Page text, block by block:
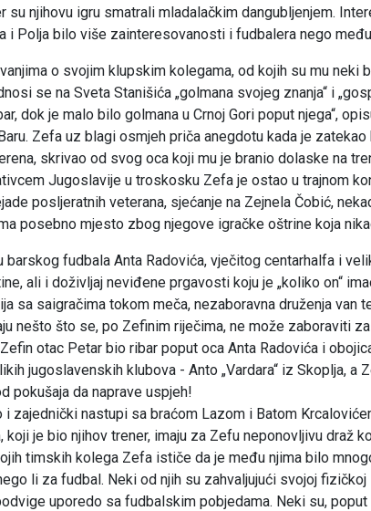
su njihovu igru smatrali mladalačkim dangubljenjem.
i Polja bilo više zainteresovanosti i fudbalera nego
o svojim klupskim kolegama, od kojih su mu neki
se na Sveta Stanišića „golmana svojeg znanja“ i
dok je malo bilo golmana u Crnoj Gori poput njega“,
Zefa uz blagi osmjeh priča anegdotu kada je
skrivao od svog oca koji mu je branio dolaske na
Jugoslavije u troskosku Zefa je ostao u trajnom
posljeratnih veterana, sjećanje na Zejnela Čobić,
posebno mjesto zbog njegove igračke oštrine koja
barskog fudbala Anta Radovića, vječitog centarhalfa i
ali i doživljaj neviđene prgavosti koju je „koliko on“
sa saigračima tokom meča, nezaboravna druženja van
nešto što se, po Zefinim riječima, ne može zaboraviti
otac Petar bio ribar poput oca Anta Radovića i
jugoslavenskih klubova - Anto „Vardara“ iz Skoplja, a
pokušaja da naprave uspjeh!
i zajednički nastupi sa braćom Lazom i Batom
koji je bio njihov trener, imaju za Zefu neponovljivu draž
timskih kolega Zefa ističe da je među njima bilo
li za fudbal. Neki od njih su zahvaljujući svojoj
uporedo sa fudbalskim pobjedama. Neki su,